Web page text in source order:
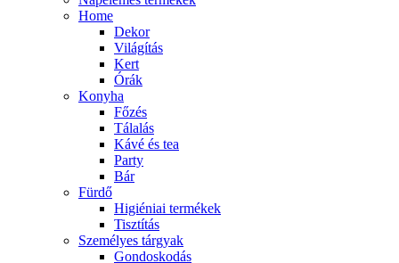
Home
Dekor
Világítás
Kert
Órák
Konyha
Főzés
Tálalás
Kávé és tea
Party
Bár
Fürdő
Higiéniai termékek
Tisztítás
Személyes tárgyak
Gondoskodás